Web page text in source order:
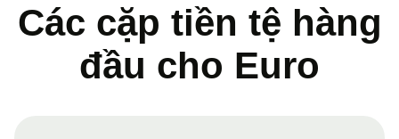
Các cặp tiền tệ hàng
đầu cho Euro